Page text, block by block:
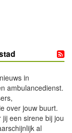
in
ambulancedienst.
over jouw buurt.
een sirene bij jou
al